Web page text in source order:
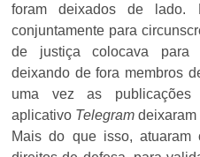
foram deixados de lado.
conjuntamente para
de justiça colocava para
deixando de fora membros
uma vez as
aplicativo Telegram deixaram
Mais do que isso, atuaram